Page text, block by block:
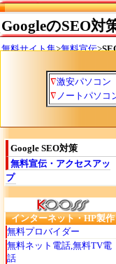
GoogleのSEO対
無料サイト集>無料宣伝>
Google SEO対策
無料宣伝・アクセスアッ
プ
インターネット・HP製作
無料プロバイダー
無料ネット電話,無料TV電
話